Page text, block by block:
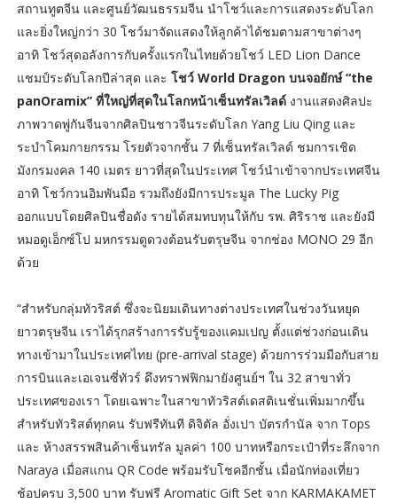
สถานทูตจีน และศูนย์วัฒนธรรมจีน นำโชว์และการแสดงระดับโลก
และยิ่งใหญ่กว่า 30 โชว์มาจัดแสดงให้ลูกค้าได้ชมตามสาขาต่างๆ
อาทิ โชว์สุดอลังการกับครั้งแรกในไทยด้วยโชว์ LED Lion Dance
แชมป์ระดับโลกปีล่าสุด และ โชว์ World Dragon บนจอยักษ์ “the
panOramix” ที่ใหญ่ที่สุดในโลกหน้าเซ็นทรัลเวิลด์งานแสดงศิลปะ
ภาพวาดพู่กันจีนจากศิลปินชาวจีนระดับโลก Yang Liu Qing และ
ระบำโคมกายกรรม โรยตัวจากชั้น 7 ที่เซ็นทรัลเวิลด์ ชมการเชิด
มังกรมงคล 140 เมตร ยาวที่สุดในประเทศ โชว์นำเข้าจากประเทศจีน
อาทิ โชว์กวนอิมพันมือ รวมถึงยังมีการประมูล The Lucky Pig
ออกแบบโดยศิลปินชื่อดัง รายได้สมทบทุนให้กับ รพ. ศิริราช และยังมี
หมอดูเอ็กซ์โป มหกรรมดูดวงต้อนรับตรุษจีน จากช่อง MONO 29 อีก
ด้วย
“สำหรับกลุ่มทัวริสต์ ซึ่งจะนิยมเดินทางต่างประเทศในช่วงวันหยุด
ยาวตรุษจีน เราได้รุกสร้างการรับรู้ของแคมเปญ ตั้งแต่ช่วงก่อนเดิน
ทางเข้ามาในประเทศไทย (pre-arrival stage) ด้วยการร่วมมือกับสาย
การบินและเอเจนซี่ทัวร์ ดึงทราฟฟิกมายังศูนย์ฯ ใน 32 สาขาทั่ว
ประเทศของเรา โดยเฉพาะในสาขาทัวริสต์เดสติเนชั่นเพิ่มมากขึ้น
สำหรับทัวริสต์ทุกคน รับฟรีทันที ดิจิตัล อั่งเปา บัตรกำนัล จาก Tops
และ ห้างสรรพสินค้าเซ็นทรัล มูลค่า 100 บาทหรือกระเป๋าที่ระลึกจาก
Naraya เมื่อสแกน QR Code พร้อมรับโชคอีกชั้น เมื่อนักท่องเที่ยว
ช้อปครบ 3,500 บาท รับฟรี Aromatic Gift Set จาก KARMAKAMET